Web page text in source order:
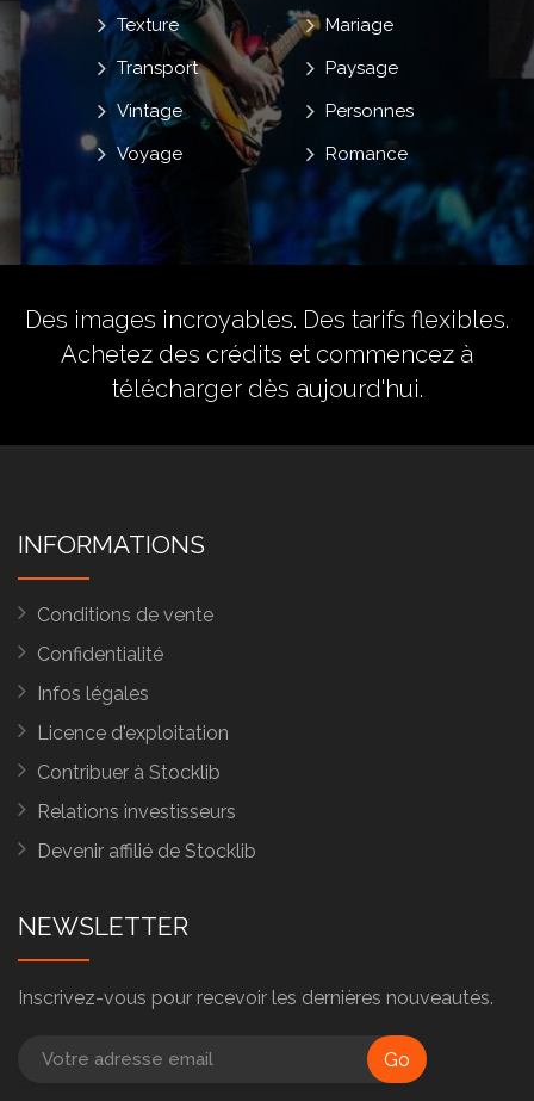
Mariage
Paysage
Personnes
Romance
Texture
Transport
Vintage
Voyage
Des images incroyables. Des tarifs flexibles.
Achetez des crédits et commencez à
télécharger dès aujourd'hui.
INFORMATIONS
Conditions de vente
Confidentialité
Infos légales
Licence d'exploitation
Contribuer à Stocklib
Relations investisseurs
Devenir affilié de Stocklib
NEWSLETTER
Inscrivez-vous pour recevoir les dernières nouveautés.
Go